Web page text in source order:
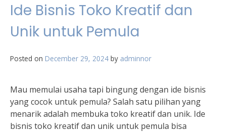
Ide Bisnis Toko Kreatif dan
Unik untuk Pemula
Posted on December 29, 2024 by adminnor
Mau memulai usaha tapi bingung dengan ide bisnis
yang cocok untuk pemula? Salah satu pilihan yang
menarik adalah membuka toko kreatif dan unik. Ide
bisnis toko kreatif dan unik untuk pemula bisa